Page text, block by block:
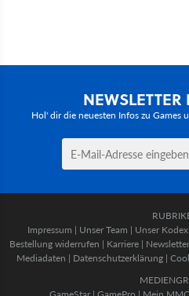
NEWSLETTER
Hol' dir die neuesten Infos zu Games
Impressum | Unser Team | Unser Kodex
Bestellung widerrufen | Karriere | Newsletter
Mediadaten | Datenschutzerklärung |